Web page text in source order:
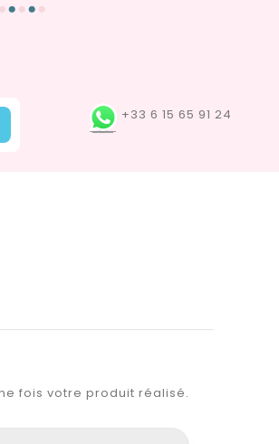
+33 6 15 65 91 24
fois votre produit réalisé.